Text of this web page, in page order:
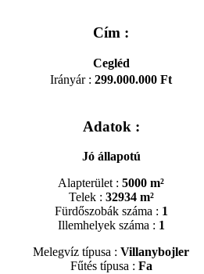
Cím :
Cegléd
Irányár : 299.000.000 Ft
Adatok :
Jó állapotú
Alapterület : 5000 m²
Telek : 32934 m²
Fürdőszobák száma : 1
Illemhelyek száma : 1
Melegvíz típusa : Villanybojler
Fűtés típusa : Fa